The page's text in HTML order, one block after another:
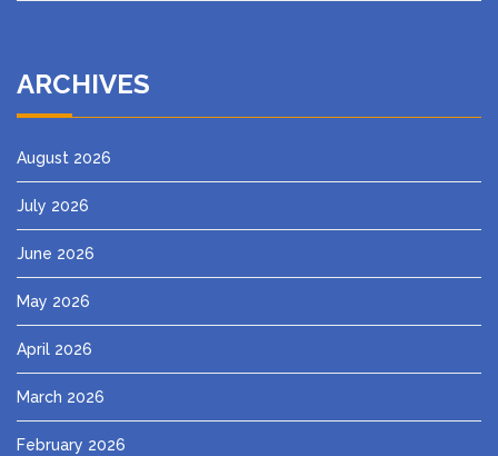
ARCHIVES
August 2026
July 2026
June 2026
May 2026
April 2026
March 2026
February 2026